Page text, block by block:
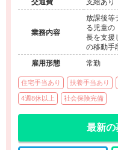
交通費 支給あり
業務内容
放課後等
る児童の
長を支援
の移動手
雇用形態
常勤
住宅手当あり 扶養手当あり
4週8休以上 社会保険完備
最新の